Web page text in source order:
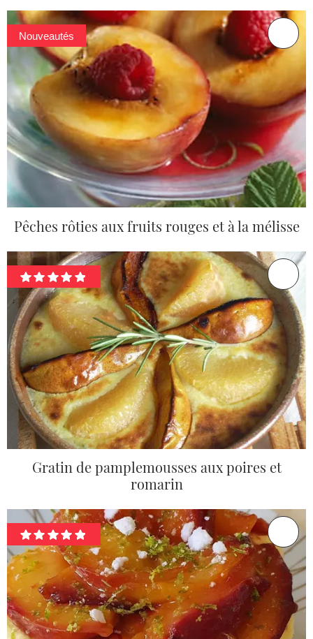
Nouveautés
Pêches rôties aux fruits rouges et à la mélisse
Gratin de pamplemousses aux poires et
romarin